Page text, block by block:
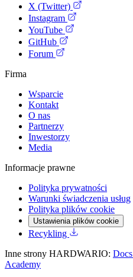
X (Twitter)
Instagram
YouTube
GitHub
Forum
Firma
Wsparcie
Kontakt
O nas
Partnerzy
Inwestorzy
Media
Informacje prawne
Polityka prywatności
Warunki świadczenia usług
Polityka plików cookie
Ustawienia plików cookie
Recykling
Inne strony HARDWARIO: Docs
Academy